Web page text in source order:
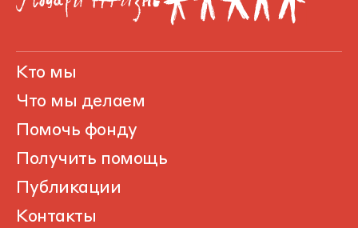
Кто мы
Что мы делаем
Помочь фонду
Получить помощь
Публикации
Контакты